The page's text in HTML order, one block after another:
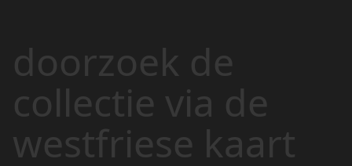
doorzoek de
collectie via de
westfriese kaart